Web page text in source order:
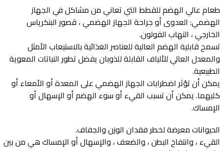
طعام عالي الهضم للقطط التي تعاني من مشاكل في الجهاز
الهضمي: العدوى أو جراحة الجهاز الهضمي ، قصور البنكرياس
الخارجي ، التهاب القولون.
تسمح قابلية الهضم العالية للعناصر الغذائية بالاستيعاب الأمثل
والمعدل العالي للألياف القابلة للذوبان يفضل تطور النباتات المعوية
الطبيعية.
يمكن أن تؤثر اضطرابات الجهاز الهضمي على المعدة أو الأمعاء أو
كليهما. يمكن أن تسبب القيء أو سوء الهضم أو الإسهال أو
الإمساك.
الحيوانات معرضة لخطر فقدان الوزن والجفاف.
القيء ، وانتفاخ البطن ، والضعف ، والإسهال أو الإمساك هي من بين